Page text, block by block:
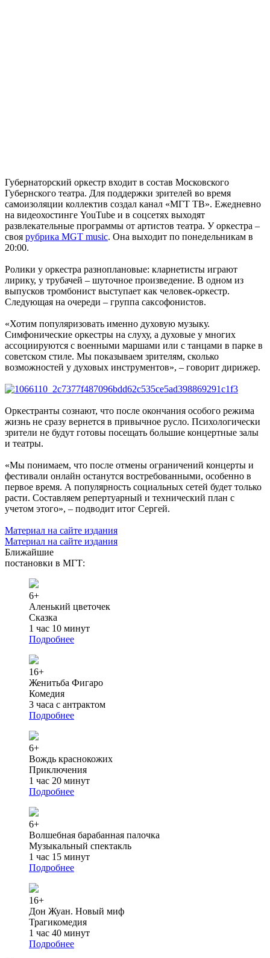
Губернаторский оркестр входит в состав Московского
Губернского театра. Для поддержки зрителей во время
самоизоляции коллектив создал канал «МГТ ТВ». Ежедневно
на видеохостинге YouTube и в соцсетях выходят
развлекательные программы от артистов театра. У оркестра –
своя рубрика MGT music. Она выходит по понедельникам в
20:00.
Ролики у оркестра разноплановые: кларнетисты играют
лирику, у трубачей – шуточное произведение. В одном из
выпусков тромбонист выступает как человек-оркестр.
Следующая на очереди – группа саксофонистов.
«Хотим популяризовать именно духовую музыку.
Симфонические оркестры на слуху, а духовые у многих
ассоциируются с военными маршами или с танцами в парке в
советском стиле. Мы показываем зрителям, сколько
возможностей у духовых инструментов», – говорит дирижер.
Оркестранты сознают, что после окончания особого режима
жизнь не сразу вернется в привычное русло. Психологически
зрители не будут готовы посещать большие концертные залы
и театры.
«Мы понимаем, что после отмены ограничений концерты и
фестивали онлайн останутся востребованными, особенно в
первое время. А популярность социальных сетей будет только
расти. Составляем репертуарный и технический план с
учетом этого», – подводит итог Сергей.
Материал на сайте издания
Материал на сайте издания
Ближайшие
постановки в МГТ:
6+
Аленький цветочек
Сказка
1 час 10 минут
Подробнее
16+
Женитьба Фигаро
Комедия
3 часа с антрактом
Подробнее
6+
Вождь краснокожих
Приключения
1 час 20 минут
Подробнее
6+
Волшебная барабанная палочка
Музыкальный спектакль
1 час 15 минут
Подробнее
16+
Дон Жуан. Новый миф
Трагикомедия
1 час 40 минут
Подробнее